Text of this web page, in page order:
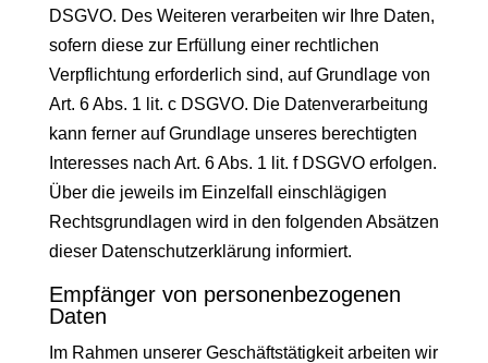
DSGVO. Des Weiteren verarbeiten wir Ihre Daten,
sofern diese zur Erfüllung einer rechtlichen
Verpflichtung erforderlich sind, auf Grundlage von
Art. 6 Abs. 1 lit. c DSGVO. Die Datenverarbeitung
kann ferner auf Grundlage unseres berechtigten
Interesses nach Art. 6 Abs. 1 lit. f DSGVO erfolgen.
Über die jeweils im Einzelfall einschlägigen
Rechtsgrundlagen wird in den folgenden Absätzen
dieser Datenschutzerklärung informiert.
Empfänger von personenbezogenen
Daten
Im Rahmen unserer Geschäftstätigkeit arbeiten wir